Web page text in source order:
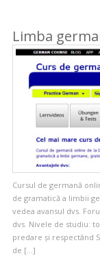
Limba
Cursul de germană
de gramatică a limbii
vedea avansul dvs.
dvs. Nivele de studiu:
predare şi respectând
de […]